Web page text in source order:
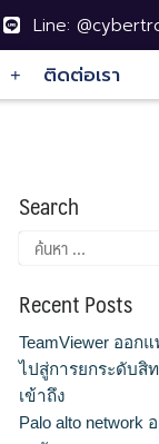
Line:
ติดต่อเรา
Search
Recent Posts
TeamViewer ออ
ไปสู่การยกระดับสิ
เข้าถึง
Palo alto